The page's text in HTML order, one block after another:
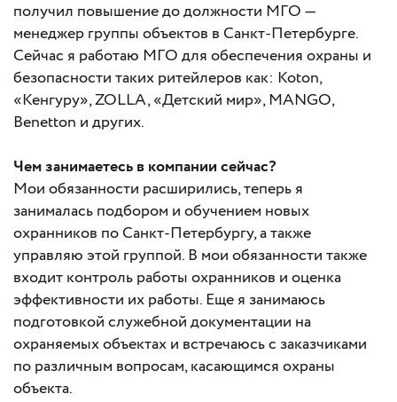
получил повышение до должности МГО —
менеджер группы объектов в Санкт-Петербурге.
Сейчас я работаю МГО для обеспечения охраны и
безопасности таких ритейлеров как: Koton,
«Кенгуру», ZOLLA, «Детский мир», MANGO,
Benetton и других.
Чем занимаетесь в компании сейчас?
Мои обязанности расширились, теперь я
занималась подбором и обучением новых
охранников по Санкт-Петербургу, а также
управляю этой группой. В мои обязанности также
входит контроль работы охранников и оценка
эффективности их работы. Еще я занимаюсь
подготовкой служебной документации на
охраняемых объектах и встречаюсь с заказчиками
по различным вопросам, касающимся охраны
объекта.